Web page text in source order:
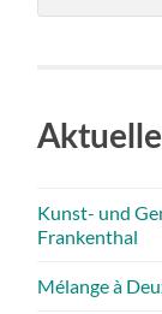
Kunst- und
Frankenthal
Mélange à